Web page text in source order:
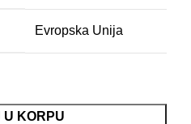
Evropska Unija
U KORPU